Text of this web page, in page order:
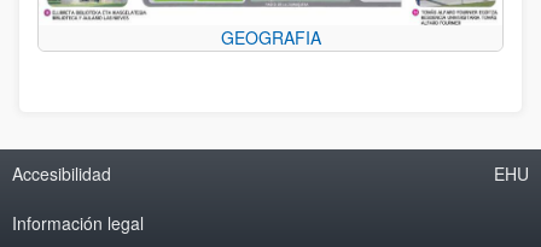
GEOGRAFIA
Accesibilidad
Información legal
EHU